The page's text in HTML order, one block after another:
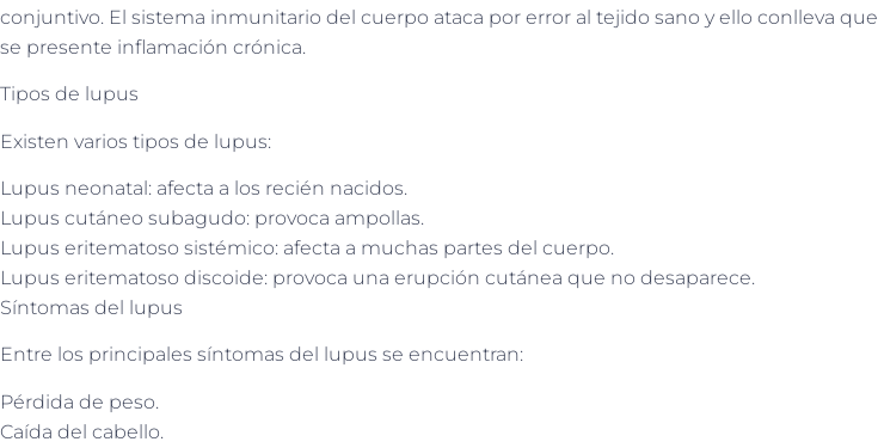
conjuntivo. El sistema inmunitario del cuerpo ataca por error al tejido sano y ello conlleva que
se presente inflamación crónica.
Tipos de lupus
Existen varios tipos de lupus:
Lupus neonatal: afecta a los recién nacidos.
Lupus cutáneo subagudo: provoca ampollas.
Lupus eritematoso sistémico: afecta a muchas partes del cuerpo.
Lupus eritematoso discoide: provoca una erupción cutánea que no desaparece.
Síntomas del lupus
Entre los principales síntomas del lupus se encuentran:
Pérdida de peso.
Caída del cabello.